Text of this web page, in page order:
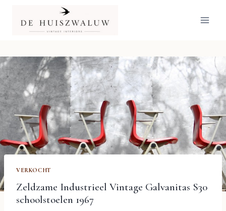
inhoud
VERKOCHT
Zeldzame Industrieel Vintage Galvanitas S30
schoolstoelen 1967